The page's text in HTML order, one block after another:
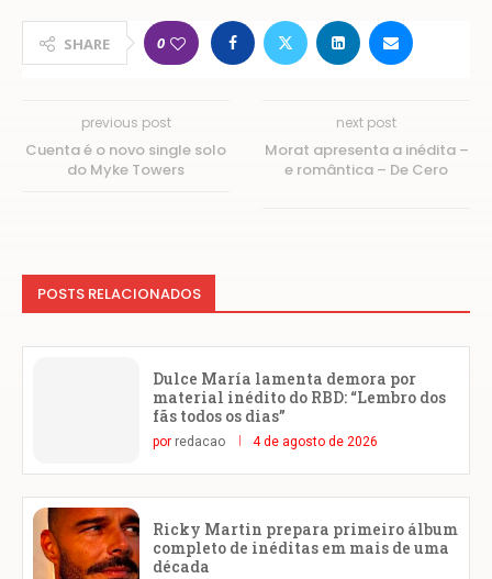
SHARE 0
previous post
Cuenta é o novo single solo
do Myke Towers
next post
Morat apresenta a inédita –
e romântica – De Cero
POSTS RELACIONADOS
Dulce María lamenta demora por
material inédito do RBD: “Lembro dos
fãs todos os dias”
por redacao 4 de agosto de 2026
Ricky Martin prepara primeiro álbum
completo de inéditas em mais de uma
década